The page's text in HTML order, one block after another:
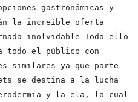
gastronómicas y
la increíble oferta
inolvidable Todo ello
todo el público con
similares ya que parte
se destina a la lucha
y la ela, lo cual